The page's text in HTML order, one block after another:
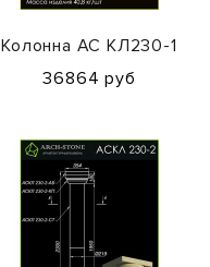
Колонна АС КЛ230-1
36864 руб